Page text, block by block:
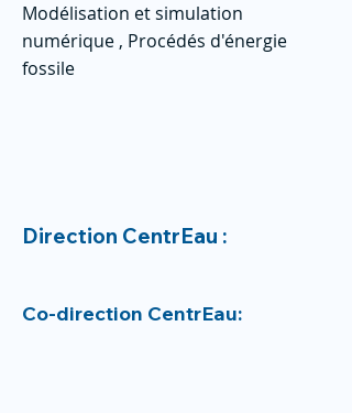
Modélisation et simulation
numérique , Procédés d'énergie
fossile
Direction CentrEau :
Co-direction CentrEau: